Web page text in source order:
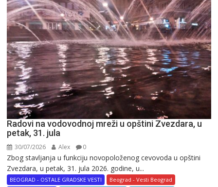
Radovi na vodovodnoj mreži u opštini Zvezdara, u
petak, 31. jula
30/07/2026 Alex 0
Zbog stavljanja u funkciju novopoloženog cevovoda u opštini
Zvezdara, u petak, 31. jula 2026. godine, u...
BEOGRAD - OSTALE GRADSKE VESTI
Beograd - Vesti Beograd